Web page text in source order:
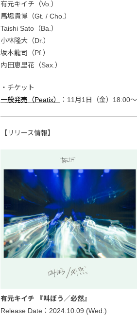
有元キイチ（Vo.）
馬場貴博（Gt. / Cho.）
Taishi Sato（Ba.）
小林隆大（Dr.）
坂本龍司（Pf.）
内田恵里花（Sax.）
・チケット
一般発売（Peatix）
：11月1日（金）18:00〜
【リリース情報】
有元キイチ 『叫ぼう／必然』
Release Date：2024.10.09 (Wed.)